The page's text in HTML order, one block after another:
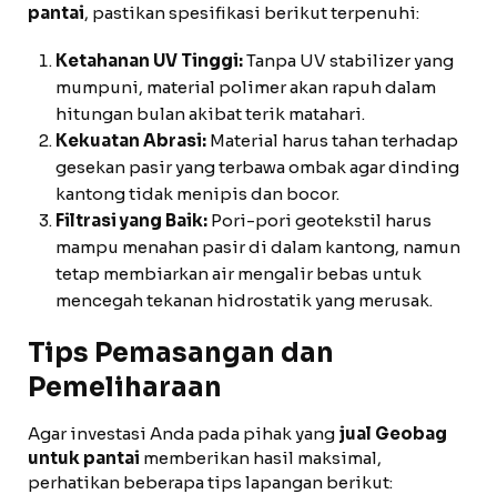
pantai, pastikan spesifikasi berikut terpenuhi:
Ketahanan UV Tinggi:Tanpa UV stabilizer yang
mumpuni, material polimer akan rapuh dalam
hitungan bulan akibat terik matahari.
Kekuatan Abrasi: Material harus tahan terhadap
gesekan pasir yang terbawa ombak agar dinding
kantong tidak menipis dan bocor.
Filtrasi yang Baik: Pori-pori geotekstil harus
mampu menahan pasir di dalam kantong, namun
tetap membiarkan air mengalir bebas untuk
mencegah tekanan hidrostatik yang merusak.
Tips Pemasangan dan
Pemeliharaan
Agar investasi Anda pada pihak yang jual Geobag
untuk pantai memberikan hasil maksimal,
perhatikan beberapa tips lapangan berikut: